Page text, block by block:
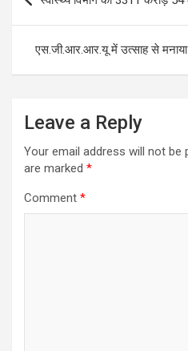
navigation
एस.जी.आर.आर.यू में उत्साह से मनाया
Leave a Reply
Your email address will not be
are marked *
Comment *